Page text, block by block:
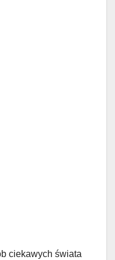
ciekawych świata